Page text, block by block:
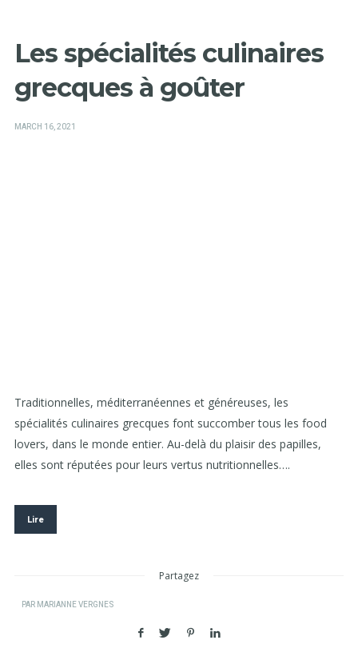
Les spécialités culinaires
grecques à goûter
POSTED
MARCH 16, 2021
Traditionnelles, méditerranéennes et généreuses, les
spécialités culinaires grecques font succomber tous les food
lovers, dans le monde entier. Au-delà du plaisir des papilles,
elles sont réputées pour leurs vertus nutritionnelles….
Lire
Partagez
PAR MARIANNE VERGNES